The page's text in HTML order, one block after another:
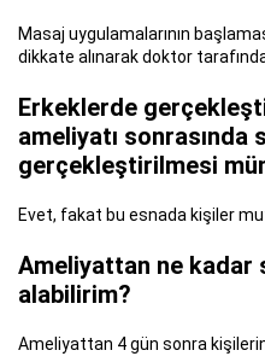
Masaj uygulamalarının
dikkate alınarak doktor
Erkeklerde
ameliyatı sonrasında
gerçekleştirilmesi
Evet, fakat bu esnada kişiler
Ameliyattan ne kadar
alabilirim?
Ameliyattan 4 gün sonra